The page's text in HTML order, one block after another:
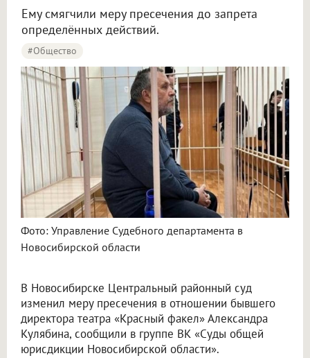
Ему смягчили меру пресечения до запрета
определённых действий.
#Общество
Фото: Управление Судебного департамента в
Новосибирской области
В Новосибирске Центральный районный суд
изменил меру пресечения в отношении бывшего
директора театра «Красный факел» Александра
Кулябина, сообщили в группе ВК «Суды общей
юрисдикции Новосибирской области».